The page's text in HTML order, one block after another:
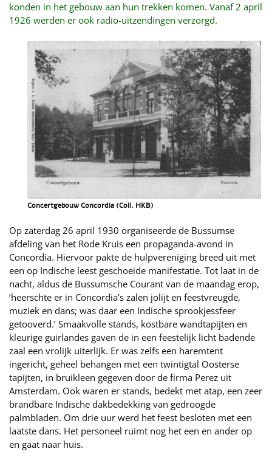
konden in het gebouw aan hun trekken komen. Vanaf 2 april
1926 werden er ook radio-uitzendingen verzorgd.
Concertgebouw Concordia (Coll. HKB)
Op zaterdag 26 april 1930 organiseerde de Bussumse
afdeling van het Rode Kruis een propaganda-avond in
Concordia. Hiervoor pakte de hulpvereniging breed uit met
een op Indische leest geschoeide manifestatie. Tot laat in de
nacht, aldus de Bussumsche Courant van de maandag erop,
‘heerschte er in Concordia’s zalen jolijt en feestvreugde,
muziek en dans; was daar een Indische sprookjessfeer
getooverd.’ Smaakvolle stands, kostbare wandtapijten en
kleurige guirlandes gaven de in een feestelijk licht badende
zaal een vrolijk uiterlijk. Er was zelfs een haremtent
ingericht, geheel behangen met een twintigtal Oosterse
tapijten, in bruikleen gegeven door de firma Perez uit
Amsterdam. Ook waren er stands, bedekt met atap, een zeer
brandbare Indische dakbedekking van gedroogde
palmbladen. Om drie uur werd het feest besloten met een
laatste dans. Het personeel ruimt nog het een en ander op
en gaat naar huis.